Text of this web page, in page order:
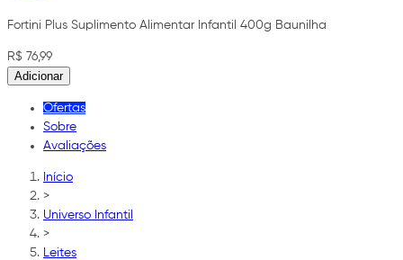
Fortini Plus Suplimento Alimentar Infantil 400g Baunilha
R$ 76,99
Adicionar
Ofertas
Sobre
Avaliações
Início
>
Universo Infantil
>
Leites